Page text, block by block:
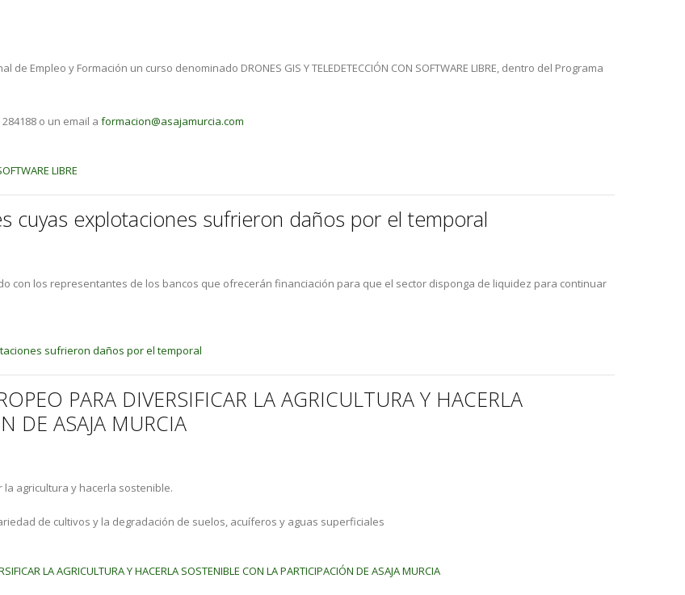
Empleo y Formación un curso denominado DRONES GIS Y TELEDETECCIÓN CON SOFTWARE LIBRE, dentro del Programa
o un email a formacion@asajamurcia.com
LIBRE
cuyas explotaciones sufrieron daños por el temporal
con los representantes de los bancos que ofrecerán financiación para que el sector disponga de liquidez para continuar
sufrieron daños por el temporal
PARA DIVERSIFICAR LA AGRICULTURA Y HACERLA
DE ASAJA MURCIA
la agricultura y hacerla sostenible.
de cultivos y la degradación de suelos, acuíferos y aguas superficiales
LA AGRICULTURA Y HACERLA SOSTENIBLE CON LA PARTICIPACIÓN DE ASAJA MURCIA